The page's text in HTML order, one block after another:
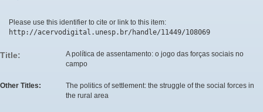
Please use this identifier to cite or link to this item:
http://acervodigital.unesp.br/handle/11449/108069
Title:
A política de assentamento: o jogo das forças sociais no
campo
Other Titles:
The politics of settlement: the struggle of the social forces in
the rural area